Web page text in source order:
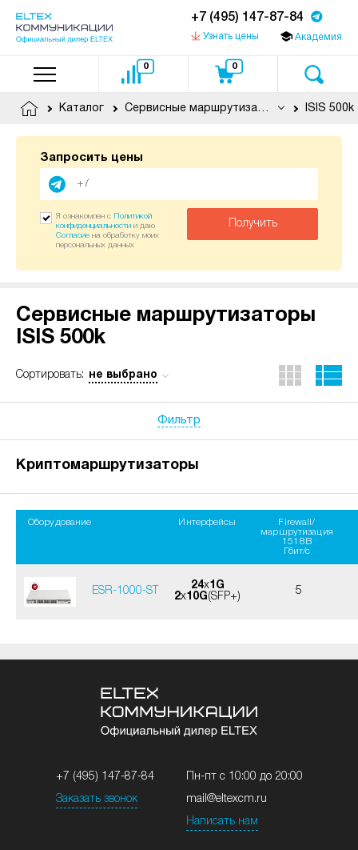
+7 (495) 147-87-84
Узнать цены Академия
0 0
Каталог Сервисные маршрутизаторы ISIS 500k
Запросить цены
Получить
Я ознакомлен с
Политикой
конфиденциальности и даю
Согласие на обработку моих
персональных данных
Сервисные маршрутизаторы
ISIS 500k
Сортировать: не выбрано
Фильтр
Криптомаршрутизаторы
Оборудование Интерфейсы
Firewall/
маршрутизация
1518B
Гбит/с
ESR-1000-ST
24x1G
2x10G(SFP+)
5
+7 (495) 147-87-84
Заказать звонок
Пн-пт с 10:00 до 20:00
mail@eltexcm.ru
Написать нам